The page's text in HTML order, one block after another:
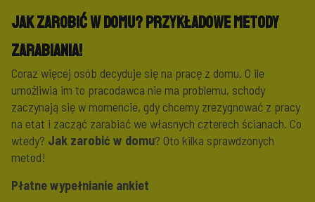
Jak zarobić w domu? Przykładowe metody
zarabiania!
Coraz więcej osób decyduje się na pracę z domu. O ile
umożliwia im to pracodawca nie ma problemu, schody
zaczynają się w momencie, gdy chcemy zrezygnować z pracy
na etat i zacząć zarabiać we własnych czterech ścianach. Co
wtedy? Jak zarobić w domu? Oto kilka sprawdzonych
metod!
Płatne wypełnianie ankiet